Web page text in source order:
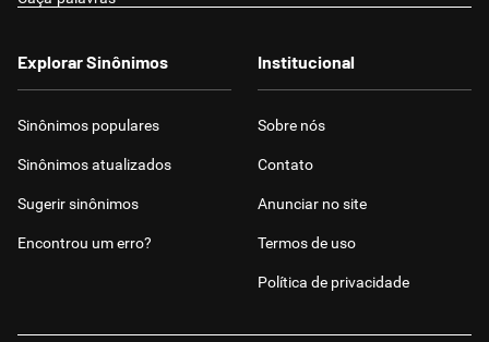
Explorar Sinônimos
Sinônimos populares
Sinônimos atualizados
Sugerir sinônimos
Encontrou um erro?
Institucional
Sobre nós
Contato
Anunciar no site
Termos de uso
Política de privacidade